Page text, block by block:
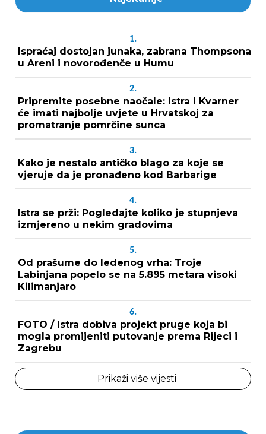
1.
Ispraćaj dostojan junaka, zabrana Thompsona
u Areni i novorođenče u Humu
2.
Pripremite posebne naočale: Istra i Kvarner
će imati najbolje uvjete u Hrvatskoj za
promatranje pomrčine sunca
3.
Kako je nestalo antičko blago za koje se
vjeruje da je pronađeno kod Barbarige
4.
Istra se prži: Pogledajte koliko je stupnjeva
izmjereno u nekim gradovima
5.
Od prašume do ledenog vrha: Troje
Labinjana popelo se na 5.895 metara visoki
Kilimanjaro
6.
FOTO / Istra dobiva projekt pruge koja bi
mogla promijeniti putovanje prema Rijeci i
Zagrebu
Prikaži više vijesti